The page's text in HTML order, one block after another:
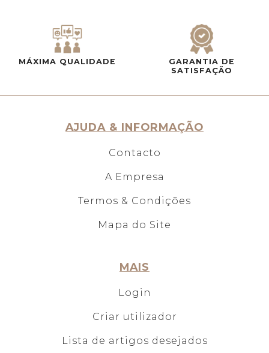
MÁXIMA QUALIDADE
GARANTIA DE
SATISFAÇÃO
AJUDA & INFORMAÇÃO
Contacto
A Empresa
Termos & Condições
Mapa do Site
MAIS
Login
Criar utilizador
Lista de artigos desejados